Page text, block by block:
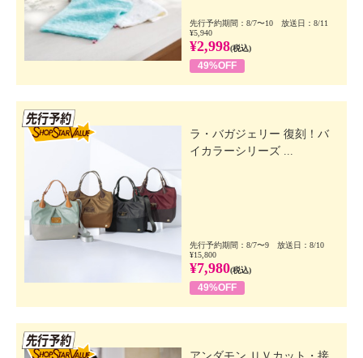
先行予約期間：8/7〜10 放送日：8/11
¥5,940
¥2,998(税込)
49%OFF
ラ・バガジェリー 復刻！バ
イカラーシリーズ ...
先行予約期間：8/7〜9 放送日：8/10
¥15,800
¥7,980(税込)
49%OFF